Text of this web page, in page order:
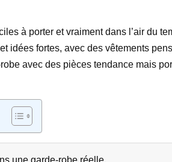
à porter et vraiment dans l’air du
fortes, avec des vêtements
avec des pièces tendance mais
une garde-robe réelle.